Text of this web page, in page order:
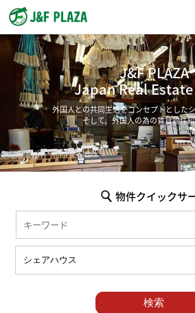
J&F PLAZA
Japan Real
外国人との共同生活をコンセプトとした
そして、外国人の為の賃貸物件
物件クイックサ
検索